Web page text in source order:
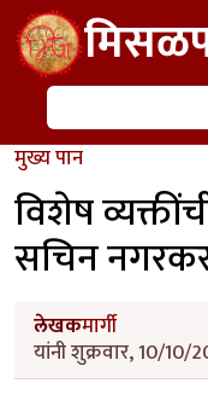
Skip to main content
शोध
मुख्य पान
विशेष
सचिन
लेखकमार्गी
यांनी शुक्रवार, 10/10/